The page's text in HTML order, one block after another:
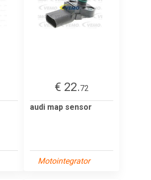
€ 22.72
audi map sensor
Motointegrator